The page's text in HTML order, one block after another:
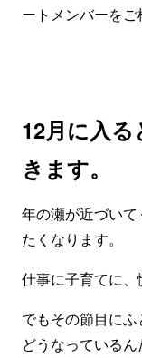
ートメンバーをご
12月に入
きます。
年の瀬が近づい
たくなります。
仕事に子育てに、
でもその節目に
どうなっているん